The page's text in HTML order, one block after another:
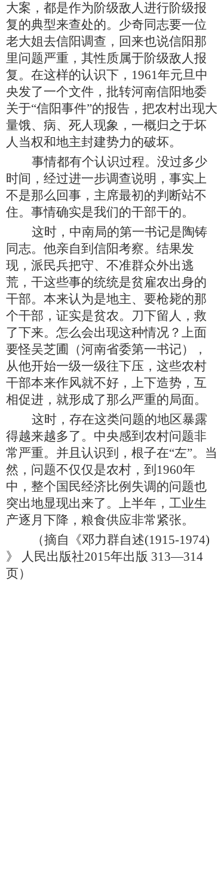
大案 ， 都是作为阶级敌人进行阶级报
复的典型来查处的。少奇同志要一位
老大姐去信阳调查，回来也说信阳那
里问题严重，其性质属于阶级敌人报
复。在这样的认识下， 1961年元旦中
央发了一个文件，批转河南信阳地委
关于“信阳事件”的报告，把农村出现大
量饿、病、死人现象，一概归之于坏
人当权和地主封建势力的破坏。
事情都有个认识过程。没过多少
时间，经过进一步调查说明，事实上
不是那么回事，主席最初的判断站不
住。事情确实是我们的干部干的。
这时，中南局的第一书记是陶铸
同志。他亲自到信阳考察。结果发
现，派民兵把守、不准群众外出逃
荒，干这些事的统统是贫雇农出身的
干部。本来认为是地主、要枪毙的那
个干部，证实是贫农。刀下留人，救
了下来。怎么会出现这种情况？上面
要怪吴芝圃（河南省委第一书记），
从他开始一级一级往下压，这些农村
干部本来作风就不好，上下造势，互
相促进，就形成了那么严重的局面。
这时，存在这类问题的地区暴露
得越来越多了。中央感到农村问题非
常严重。并且认识到，根子在“左”。当
然，问题不仅仅是农村，到1960年
中，整个国民经济比例失调的问题也
突出地显现出来了。上半年，工业生
产逐月下降，粮食供应非常紧张。
（摘自《邓力群自述(1915-1974)
》 人民出版社2015年出版 313—314
页）